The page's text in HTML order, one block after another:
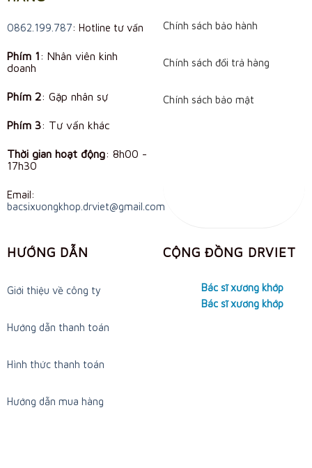
0862.199.787: Hotline tư vấn
Phím 1: Nhân viên kinh
doanh
Phím 2: Gặp nhân sự
Phím 3: Tư vấn khác
Thời gian hoạt động: 8h00 -
17h30
Email:
bacsixuongkhop.drviet@gmail.com
Chính sách bảo hành
Chính sách đổi trả hàng
Chính sách bảo mật
HƯỚNG DẪN
Giới thiệu về công ty
Hướng dẫn thanh toán
Hình thức thanh toán
Hướng dẫn mua hàng
CỘNG ĐỒNG DRVIET
Bác sĩ xương khớp
Bác sĩ xương khớp